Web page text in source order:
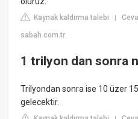
Kaynak kaldırma talebi |
sabah.com.tr
1 trilyon dan sonra
Trilyondan sonra ise 10 üzer
gelecektir.